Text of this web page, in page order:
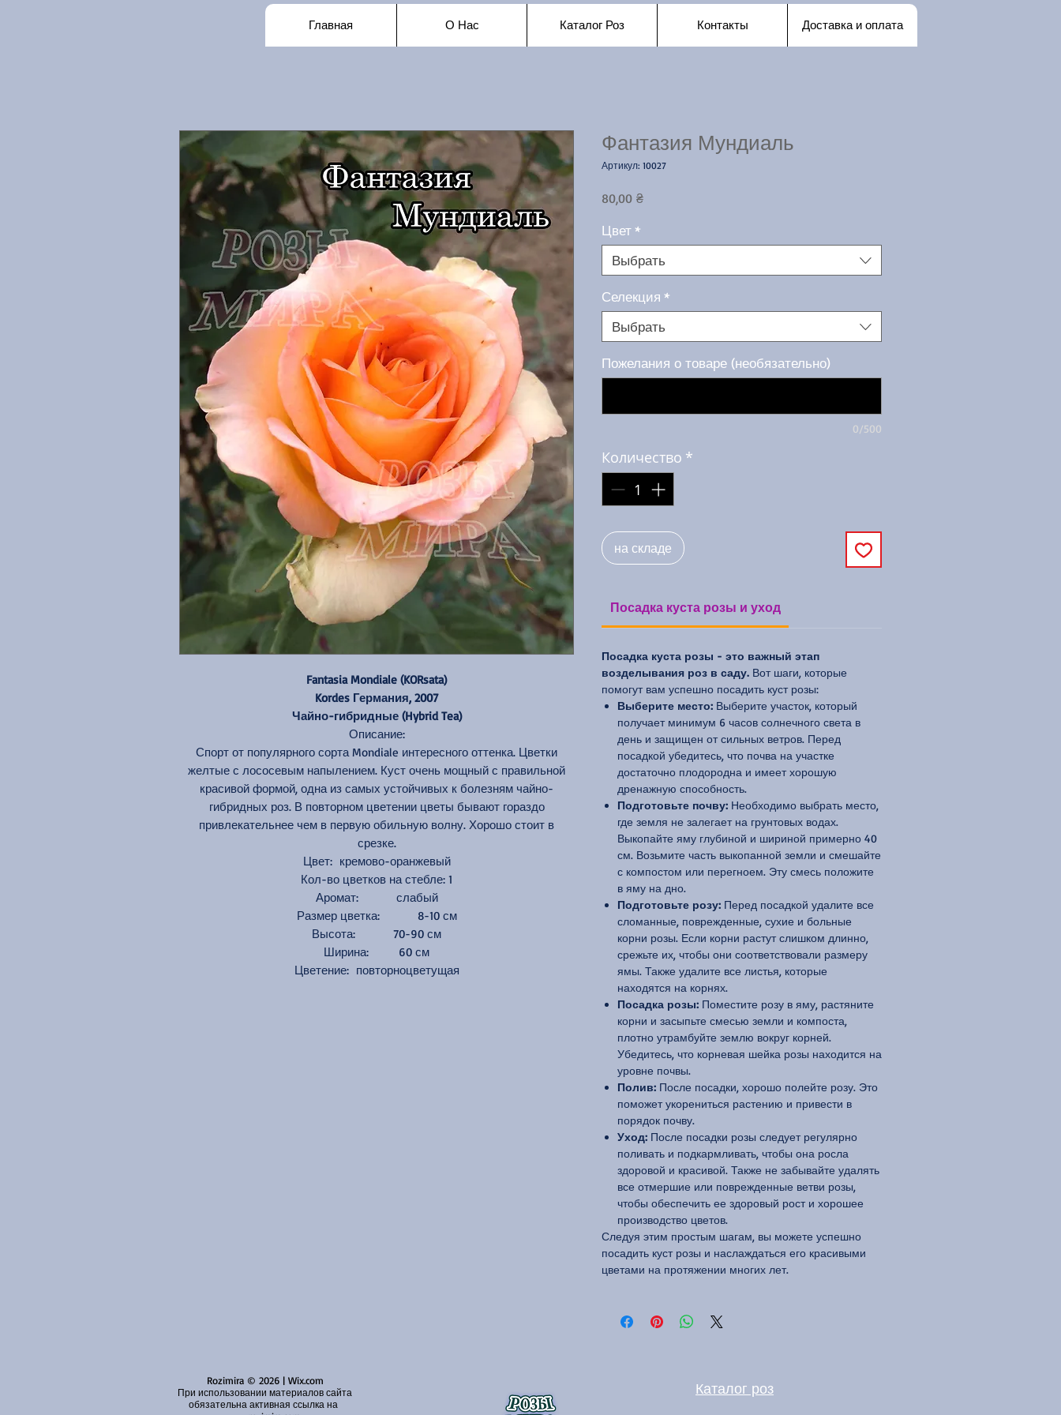
Главная О Нас Каталог Роз Контакты Доставка и оплата
Fantasia Mondiale (KORsata)
Kordes Германия, 2007
Чайно-гибридные (Hybrid Tea)
Описание:
Спорт от популярного сорта Mondiale интересного оттенка. Цветки
желтые с лососевым напылением. Куст очень мощный с правильной
красивой формой, одна из самых устойчивых к болезням чайно-
гибридных роз. В повторном цветении цветы бывают гораздо
привлекательнее чем в первую обильную волну. Хорошо стоит в
срезке.
Цвет: кремово-оранжевый
Кол-во цветков на стебле: 1
Аромат: слабый
Размер цветка: 8-10 см
Высота: 70-90 см
Ширина: 60 см
Цветение: повторноцветущая
Фантазия Мундиаль
Артикул: 10027
80,00 ₴Цена
Цвет*
Выбрать
Селекция *
Выбрать
Пожелания о товаре (необязательно)
0/500
Количество *
на складе
Посадка куста розы и уход
Посадка куста розы - это важный этап
возделывания роз в саду. Вот шаги, которые
помогут вам успешно посадить куст розы:
Выберите место: Выберите участок, который
получает минимум 6 часов солнечного света в
день и защищен от сильных ветров. Перед
посадкой убедитесь, что почва на участке
достаточно плодородна и имеет хорошую
дренажную способность.
Подготовьте почву: Необходимо выбрать место,
где земля не залегает на грунтовых водах.
Выкопайте яму глубиной и шириной примерно 40
см. Возьмите часть выкопанной земли и смешайте
с компостом или перегноем. Эту смесь положите
в яму на дно.
Подготовьте розу: Перед посадкой удалите все
сломанные, поврежденные, сухие и больные
корни розы. Если корни растут слишком длинно,
срежьте их, чтобы они соответствовали размеру
ямы. Также удалите все листья, которые
находятся на корнях.
Посадка розы: Поместите розу в яму, растяните
корни и засыпьте смесью земли и компоста,
плотно утрамбуйте землю вокруг корней.
Убедитесь, что корневая шейка розы находится на
уровне почвы.
Полив: После посадки, хорошо полейте розу. Это
поможет укорениться растению и привести в
порядок почву.
Уход: После посадки розы следует регулярно
поливать и подкармливать, чтобы она росла
здоровой и красивой. Также не забывайте удалять
все отмершие или поврежденные ветви розы,
чтобы обеспечить ее здоровый рост и хорошее
производство цветов.
Следуя этим простым шагам, вы можете успешно
посадить куст розы и наслаждаться его красивыми
цветами на протяжении многих лет.
Rozimira © 2026 | Wix.com
При использовании материалов сайта
обязательна активная ссылка на
Каталог роз